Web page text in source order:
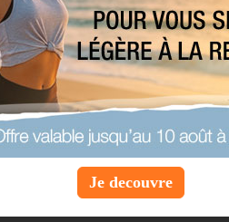
Je decouvre